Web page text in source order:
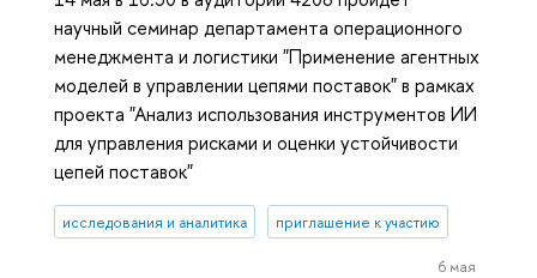
научный семинар департамента операционного
менеджмента и логистики "Применение агентных
моделей в управлении цепями поставок" в рамках
проекта "Анализ использования инструментов ИИ
для управления рисками и оценки устойчивости
цепей поставок"
исследования и аналитика приглашение к участию
6 мая